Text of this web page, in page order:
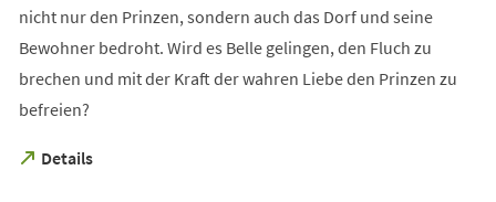
nicht nur den Prinzen, sondern auch das Dorf und seine
Bewohner bedroht. Wird es Belle gelingen, den Fluch zu
brechen und mit der Kraft der wahren Liebe den Prinzen zu
befreien?
Details
(Öffnet